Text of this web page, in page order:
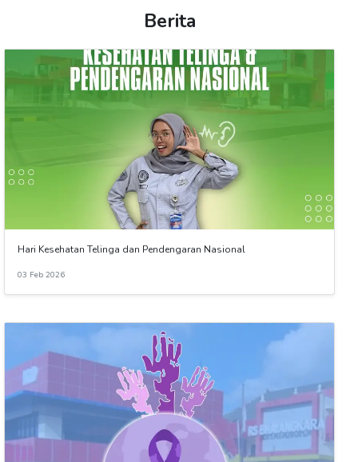
Berita
Hari Kesehatan Telinga dan Pendengaran Nasional
03 Feb 2026